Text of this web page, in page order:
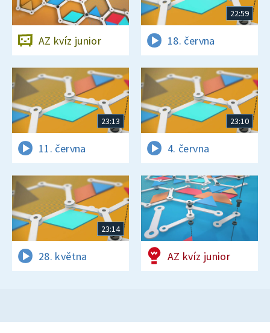
AZ kvíz junior
22:59
18. června
23:13
11. června
23:10
4. června
23:14
28. května AZ kvíz junior